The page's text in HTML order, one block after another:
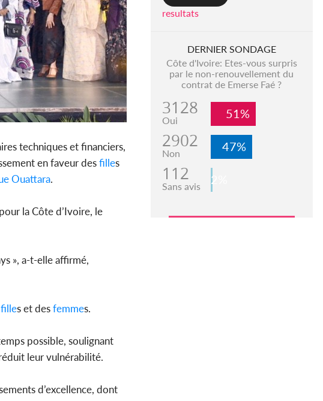
techniques et financiers,
en faveur desfilles
Ouattara.
la Côte d’Ivoire, le
», a-t-elle affirmé,
filles et desfemmes.
possible, soulignant
leur vulnérabilité.
d’excellence, dont
resultats
DERNIER SONDAGE
Côte d'Ivoire: Etes-vous surpris
par le non-renouvellement du
contrat de Emerse Faé ?
3128
Oui 51%
2902
Non 47%
112
Sans avis 2%